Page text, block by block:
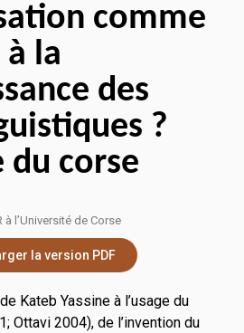
comme
la
des
?
du corse
l’Université de Corse
la version PDF
Kateb Yassine à l’usage du
Ottavi 2004), de l’invention du